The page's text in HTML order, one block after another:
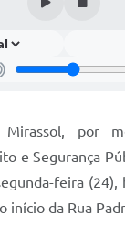
por
e Segurança
feira (24),
início da Rua